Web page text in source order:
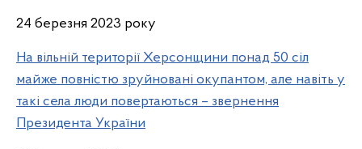
24 березня 2023 року
На вільній території Херсонщини понад 50 сіл
майже повністю зруйновані окупантом, але навіть у
такі села люди повертаються – звернення
Президента України